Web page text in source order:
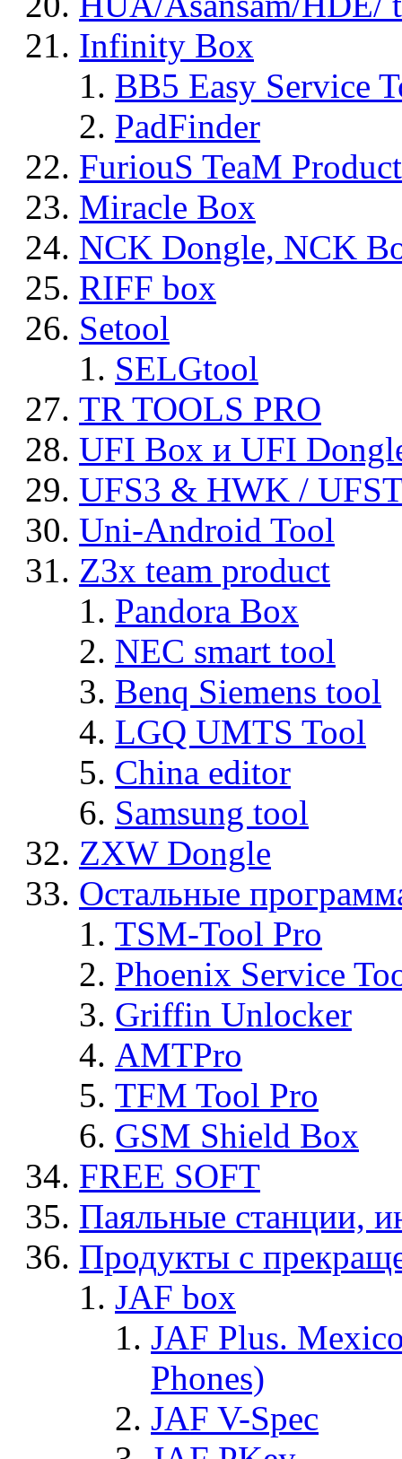
Infinity Box
BB5 Easy Service
PadFinder
FuriouS TeaM
Miracle Box
NCK Dongle, NCK
RIFF box
Setool
SELGtool
TR TOOLS PRO
UFI Box и UFI
UFS3 & HWK /
Uni-Android Tool
Z3x team product
Pandora Box
NEC smart tool
Benq Siemens tool
LGQ UMTS Tool
China editor
Samsung tool
ZXW Dongle
Остальные
TSM-Tool Pro
Phoenix Service
Griffin Unlocker
AMTPro
TFM Tool Pro
GSM Shield Box
FREE SOFT
Паяльные станции,
Продукты с
JAF box
JAF Plus.
Phones)
JAF V-Spec